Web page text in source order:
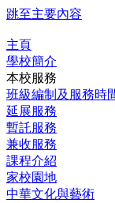
跳至主要內容
主頁
學校簡介
本校服務
班級編制及服務時
延展服務
暫託服務
兼收服務
課程介紹
家校園地
中華文化與藝術